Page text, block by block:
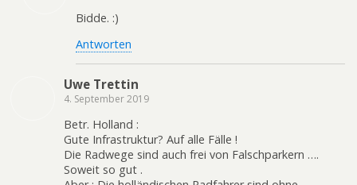
Bidde. :)
Antworten
Uwe Trettin
4. September 2019
Betr. Holland :
Gute Infrastruktur? Auf alle Fälle !
Die Radwege sind auch frei von Falschparkern ….
Soweit so gut .